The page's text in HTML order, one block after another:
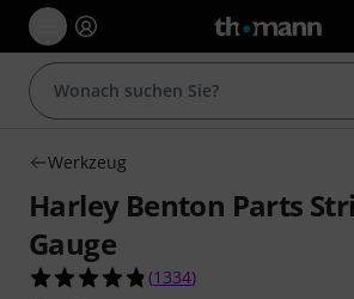
Werkzeug
Harley Benton Parts
Gauge
4.8 von 5 Sternen aus
(1334)